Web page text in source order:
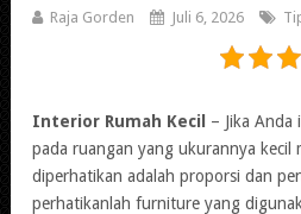
Raja Gorden Juli 6, 2026
Interior Rumah Kecil
– Jika
pada ruangan yang ukurannya kecil
diperhatikan adalah proporsi dan
perhatikanlah furniture yang